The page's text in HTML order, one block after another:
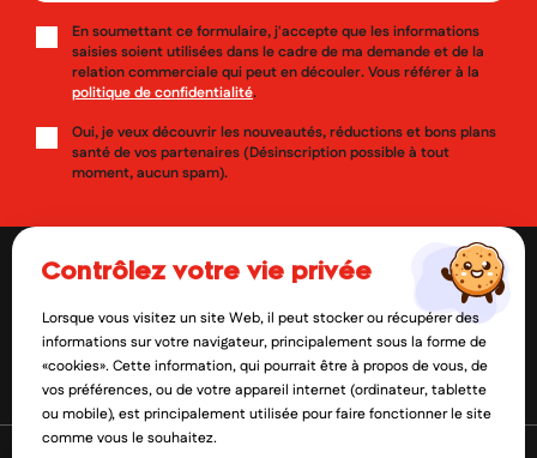
En soumettant ce formulaire, j'accepte que les informations
saisies soient utilisées dans le cadre de ma demande et de la
relation commerciale qui peut en découler. Vous référer à la
politique de confidentialité.
Oui, je veux découvrir les nouveautés, réductions et bons plans
santé de vos partenaires (Désinscription possible à tout
moment, aucun spam).
contact@mylittlepara.com
01 85 09 61 52
contrôlez votre vie privée
Lorsque vous visitez un site Web, il peut stocker ou récupérer des
informations sur votre navigateur, principalement sous la forme de
«cookies». Cette information, qui pourrait être à propos de vous, de
vos préférences, ou de votre appareil internet (ordinateur, tablette
ou mobile), est principalement utilisée pour faire fonctionner le site
comme vous le souhaitez.